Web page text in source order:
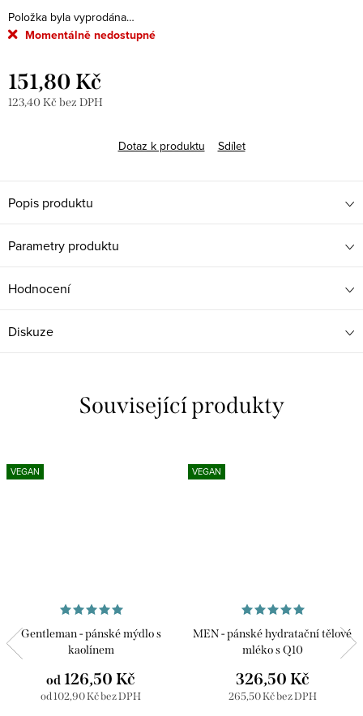
Položka byla vyprodána…
Momentálně nedostupné
151,80 Kč
123,40 Kč bez DPH
Dotaz k produktu Sdílet
Popis produktu
Parametry produktu
Hodnocení
Diskuze
Související produkty
VEGAN
Gentleman - pánské mýdlo s
kaolínem
od 102,90 Kč bez DPH
od 126,50 Kč
VEGAN
MEN - pánské hydratační tělové
mléko s Q10
265,50 Kč bez DPH
326,50 Kč